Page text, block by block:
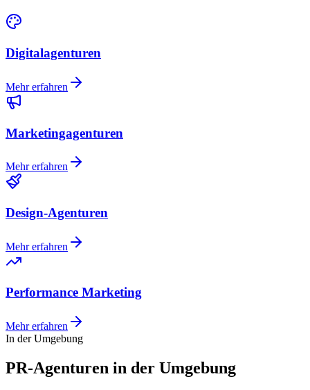
Digitalagenturen
Mehr erfahren
Marketingagenturen
Mehr erfahren
Design-Agenturen
Mehr erfahren
Performance Marketing
Mehr erfahren
In der Umgebung
PR-Agenturen in der Umgebung